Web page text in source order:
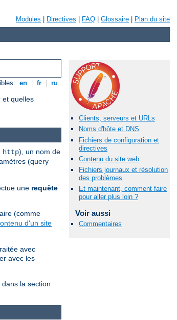
Modules Directives FAQ Glossaire Plan du site
en fr ru
et quelles
Clients, serveurs et URLs
Noms d'hôte et DNS
Fichiers de configuration et
directives
Contenu du site web
Fichiers journaux et résolution
des problèmes
Et maintenant, comment faire
pour aller plus loin ?
Voir aussi
Commentaires
http), un nom de
(query
une requête
(comme
d'un site
avec
avec les
la section